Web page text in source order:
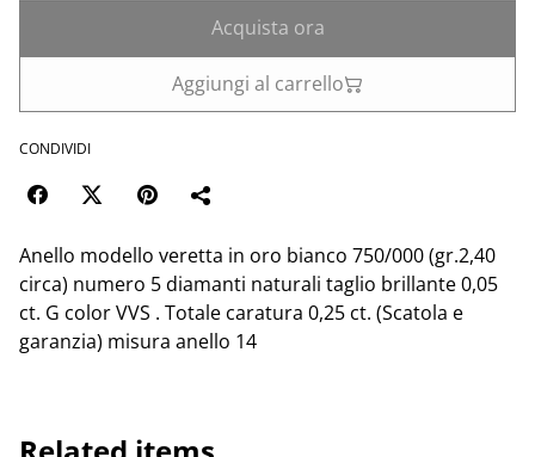
Acquista ora
Aggiungi al carrello
CONDIVIDI
Anello modello veretta in oro bianco 750/000 (gr.2,40
circa) numero 5 diamanti naturali taglio brillante 0,05
ct. G color VVS . Totale caratura 0,25 ct. (Scatola e
garanzia) misura anello 14